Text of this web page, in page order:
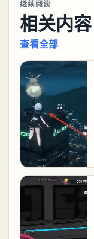
继续阅读
相关内容
查看全部